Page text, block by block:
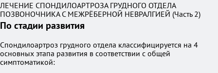
ЛЕЧЕНИЕ СПОНДИЛОАРТРОЗА ГРУДНОГО ОТДЕЛА
ПОЗВОНОЧНИКА С МЕЖРЁБЕРНОЙ НЕВРАЛГИЕЙ (Часть 2)
По стадии развития
Спондилоартроз грудного отдела классифицируется на 4
основных этапа развития в соответствии с общей
симптоматикой: